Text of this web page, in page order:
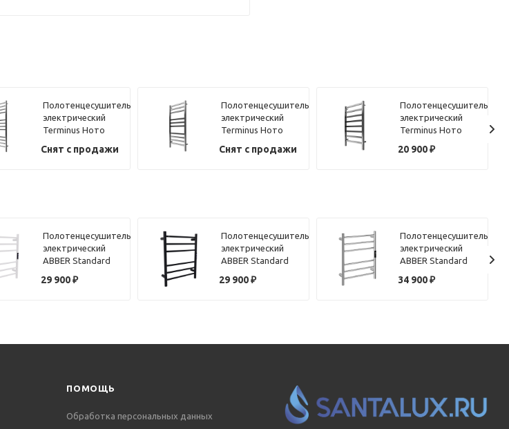
Полотенцесушитель
электрический
Terminus Ното
Снят с продажи
Полотенцесушитель
электрический
Terminus Ното
Снят с продажи
Полотенцесушитель
электрический
Terminus Ното
20 900₽
Полотенцесушитель
электрический
ABBER Standard
матовый
29 900₽
Полотенцесушитель
электрический
ABBER Standard
матовый
29 900₽
Полотенцесушитель
электрический
ABBER Standard
34 900₽
ПОМОЩЬ
Обработка персональных данных